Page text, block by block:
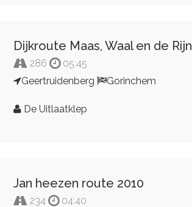
Dijkroute Maas, Waal en de Rijn
286
05:45
Geertruidenberg
Gorinchem
De Uitlaatklep
Jan heezen route 2010
234
04:40